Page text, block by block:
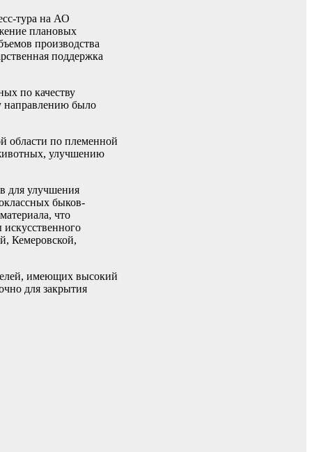
тура на АО
плановых
производства
поддержка
по качеству
направлению было
области по племенной
улучшению
для улучшения
быков-
что
Кемеровской,
имеющих высокий
для закрытия